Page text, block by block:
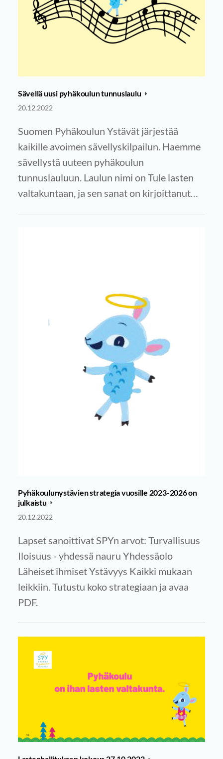
Sävellä uusi pyhäkoulun tunnuslaulu
20.12.2022
Suomen Pyhäkoulun Ystävät järjestää
kaikille avoimen sävellyskilpailun. Haemme
sävellystä uuteen pyhäkoulun
tunnuslauluun. Laulun nimi on Tule lasten
valtakuntaan, ja sen sanat on kirjoittanut…
Pyhäkoulunystävien strategia vuosille 2023-2026 on
julkaistu
20.12.2022
Lapset sanoittivat SPYn arvot: Turvallisuus
Iloisuus - yhdessä nauru Yhdessäolo
Läheiset ihmiset Ystävyys Kaikki mukaan
leikkiin. Tutustu koko strategiaan ja avaa
PDF.